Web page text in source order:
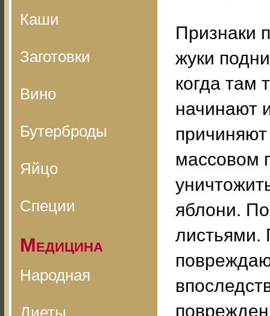
Каши
Заготовки
Вино
Бутерброды
Яйцо
Специи
Медицина
Народная
Диеты
Признаки
жуки
когда там
начинают
массовом
яблони.
листьями.